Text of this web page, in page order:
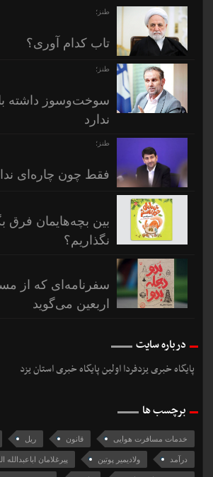
طنز؛
تاب کدام آوری؟
طنز؛
سوخت‌وسوز داشته
ندارد
طنز؛
فقط چون چاره‌ای
بین بچه‌هایمان فرق
نگذاریم؟
سفرنامه‌ای که از
اربعین می‌گوید
درباره سایت
پایگاه خبری یزدفردا اولین پایگاه خبری استان یزد
برچسب ها
خدمات مسافرت هوایی قانون ریل
درآمد ولادیمیر پوتین پیرغلامان اباعبدالله